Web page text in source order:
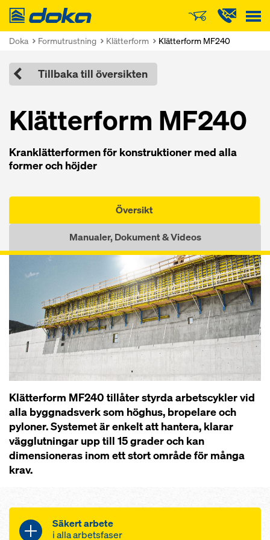
Doka
Doka Formutrustning Klätterform Klätterform MF240
Tillbaka till översikten
Klätterform MF240
Kranklätterformen för konstruktioner med alla
former och höjder
Översikt
Manualer, Dokument & Videos
Klätterform MF240 tillåter styrda arbetscykler vid
alla byggnadsverk som höghus, bropelare och
pyloner. Systemet är enkelt att hantera, klarar
vägglutningar upp till 15 grader och kan
dimensioneras inom ett stort område för många
krav.
Säkert arbete
i alla arbetsfaser